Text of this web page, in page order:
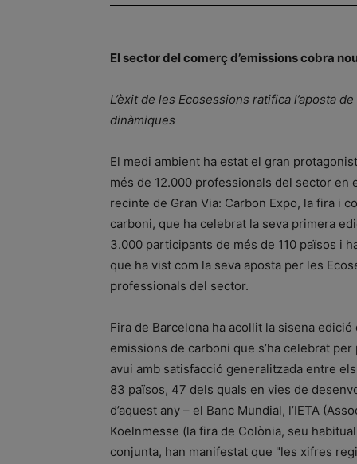
El sector del comerç d’emissions cobra
L’èxit de les Ecosessions ratifica l’aposta
dinàmiques
El medi ambient ha estat el gran
més de 12.000 professionals del sector en
recinte de Gran Via: Carbon Expo, la fira i
carboni, que ha celebrat la seva primera
3.000 participants de més de 110 països i
que ha vist com la seva aposta per les
professionals del sector.
Fira de Barcelona ha acollit la sisena
emissions de carboni que s’ha celebrat
avui amb satisfacció generalitzada entre
83 països, 47 dels quals en vies de
d’aquest any – el Banc Mundial, l’IETA
Koelnmesse (la fira de Colònia, seu
conjunta, han manifestat que "les xifres